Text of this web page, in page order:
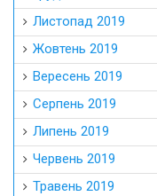
Листопад 2019
Жовтень 2019
Вересень 2019
Серпень 2019
Липень 2019
Червень 2019
Травень 2019